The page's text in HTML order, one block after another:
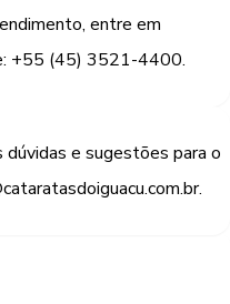
entre em
+55 (45) 3521-4400.
dúvidas e sugestões para o